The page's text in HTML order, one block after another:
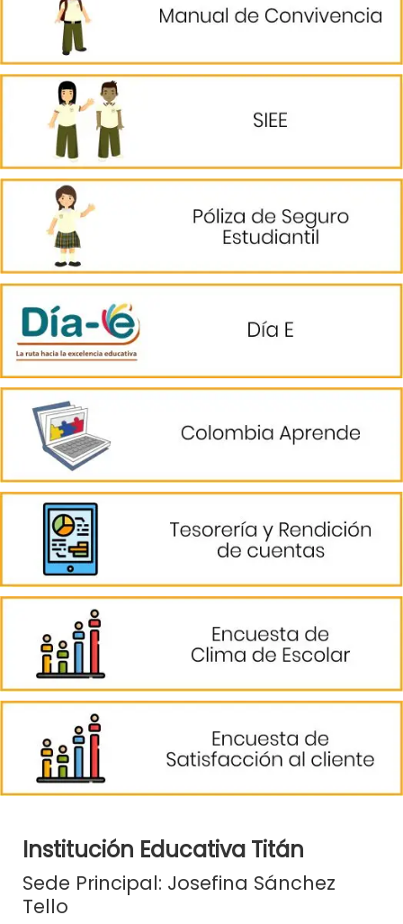
Institución Educativa Titán
Sede Principal: Josefina Sánchez
Tello